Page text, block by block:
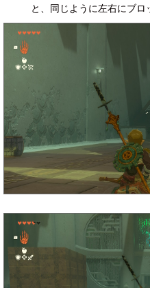
と、同じように左右にブロ